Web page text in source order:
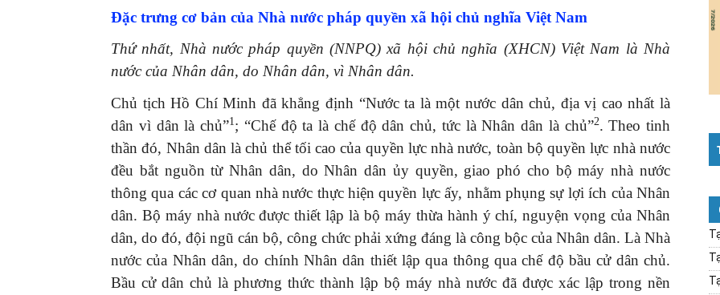
Đặc trưng cơ bản của Nhà nước pháp quyền xã hội chủ nghĩa Việt Nam
Thứ nhất, Nhà nước pháp quyền (NNPQ) xã hội chủ nghĩa (XHCN) Việt Nam là Nhà
nước của Nhân dân, do Nhân dân, vì Nhân dân.
Chủ tịch Hồ Chí Minh đã khẳng định “Nước ta là một nước dân chủ, địa vị cao nhất là
dân vì dân là chủ”1 ; “Chế độ ta là chế độ dân chủ, tức là Nhân dân là chủ”2. Theo tinh
thần đó, Nhân dân là chủ thể tối cao của quyền lực nhà nước, toàn bộ quyền lực nhà nước
đều bắt nguồn từ Nhân dân, do Nhân dân ủy quyền, giao phó cho bộ máy nhà nước
thông qua các cơ quan nhà nước thực hiện quyền lực ấy, nhằm phụng sự lợi ích của Nhân
dân. Bộ máy nhà nước được thiết lập là bộ máy thừa hành ý chí, nguyện vọng của Nhân
dân, do đó, đội ngũ cán bộ, công chức phải xứng đáng là công bộc của Nhân dân. Là Nhà
nước của Nhân dân, do chính Nhân dân thiết lập qua thông qua chế độ bầu cử dân chủ.
Bầu cử dân chủ là phương thức thành lập bộ máy nhà nước đã được xác lập trong nền